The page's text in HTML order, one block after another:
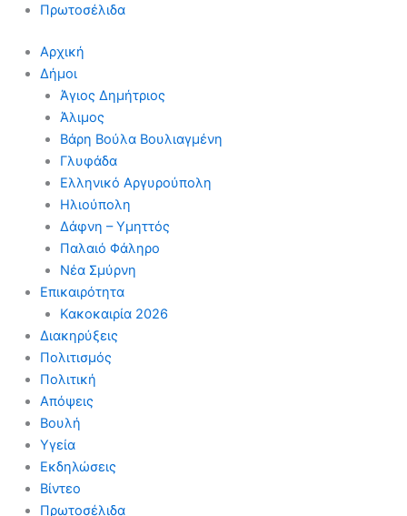
Πρωτοσέλιδα
Αρχική
Δήμοι
Άγιος Δημήτριος
Άλιμος
Βάρη Βούλα Βουλιαγμένη
Γλυφάδα
Ελληνικό Αργυρούπολη
Ηλιούπολη
Δάφνη – Υμηττός
Παλαιό Φάληρο
Νέα Σμύρνη
Επικαιρότητα
Κακοκαιρία 2026
Διακηρύξεις
Πολιτισμός
Πολιτική
Απόψεις
Βουλή
Υγεία
Εκδηλώσεις
Βίντεο
Πρωτοσέλιδα